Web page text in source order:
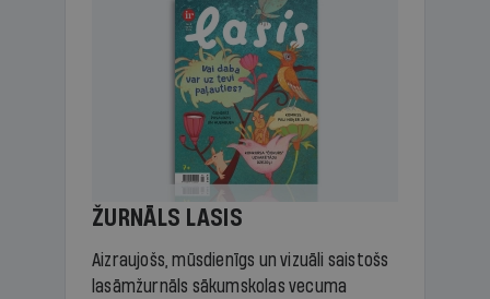
ŽURNĀLS LASIS
Aizraujošs, mūsdienīgs un vizuāli saistošs
lasāmžurnāls sākumskolas vecuma